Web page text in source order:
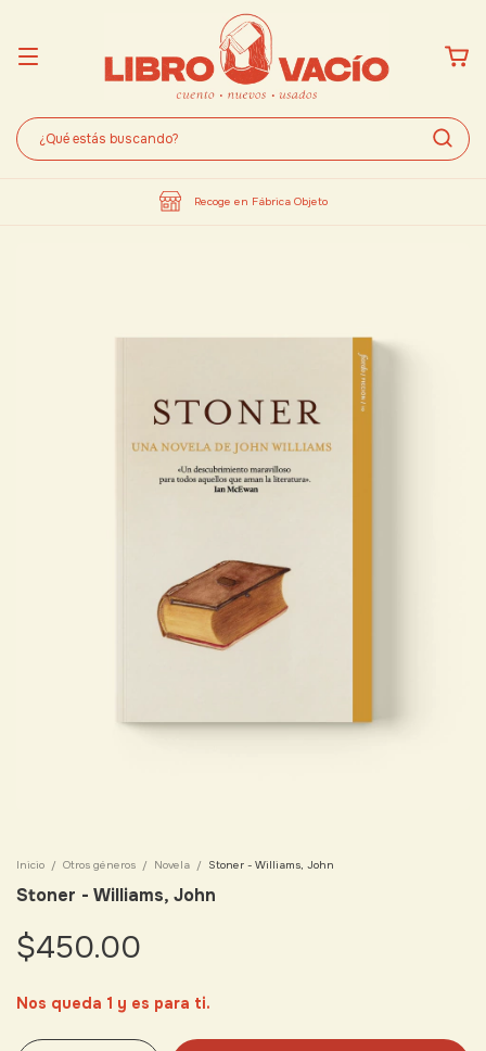
Recoge en Fábrica Objeto
Inicio / Otros géneros / Novela / Stoner - Williams, John
Stoner - Williams, John
$450.00
Nos queda 1 y es para ti.